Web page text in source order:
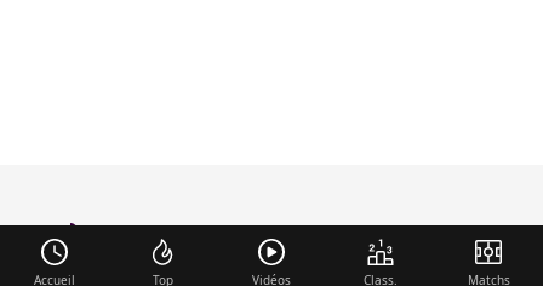
foot-anglais.com
Accueil Top Vidéos Class. Matchs